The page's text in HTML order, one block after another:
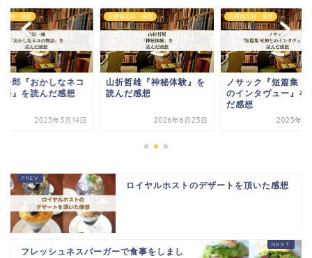
忘録・感想
一郎『おかしなネコ
語』を読んだ感想
2025年3月14日
読書備忘録・感想
山折哲雄『神秘体験』を
読んだ感想
2026年6月25日
読書備忘録・感想
ノサック『短篇集
のインタヴュー』を
だ感想
2025年4
ロイヤルホストのデザートを頂いた感想
フレッシュネスバーガーで食事をしまし